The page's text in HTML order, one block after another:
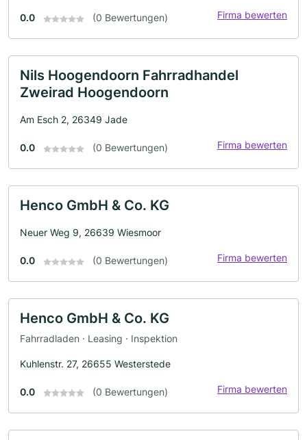
0.0 (0 Bewertungen) Firma bewerten
Nils Hoogendoorn Fahrradhandel
Zweirad Hoogendoorn
Am Esch 2, 26349 Jade
0.0 (0 Bewertungen) Firma bewerten
Henco GmbH & Co. KG
Neuer Weg 9, 26639 Wiesmoor
0.0 (0 Bewertungen) Firma bewerten
Henco GmbH & Co. KG
Fahrradladen · Leasing · Inspektion
Kuhlenstr. 27, 26655 Westerstede
0.0 (0 Bewertungen) Firma bewerten